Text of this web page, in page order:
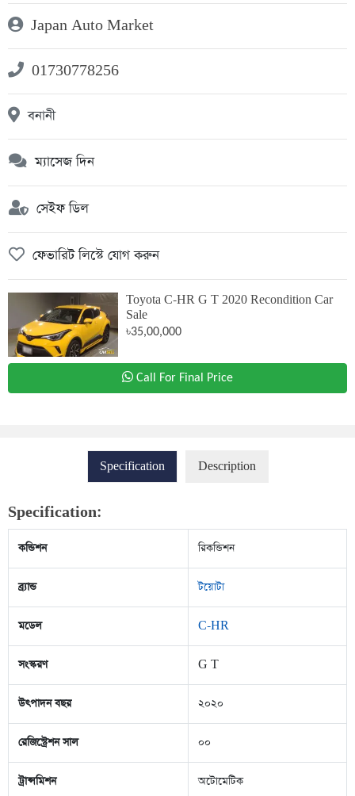
Japan Auto Market
01730778256
বনানী
ম্যাসেজ দিন
সেইফ ডিল
ফেভারিট লিস্টে যোগ করুন
Toyota C-HR G T 2020 Recondition Car
Sale
৳35,00,000
Call For Final Price
Specification Description
Specification:
কন্ডিশন রিকন্ডিশন
ব্র্যান্ড টয়োটা
মডেল C-HR
সংস্করণ G T
উৎপাদন বছর ২০২০
রেজিস্ট্রেশন সাল ০০
ট্রান্সমিশন অটোমেটিক